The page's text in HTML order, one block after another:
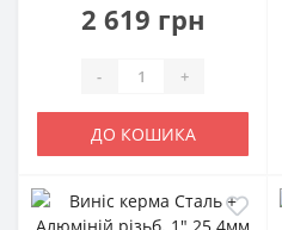
2 619 грн
- +
ДО КОШИКА